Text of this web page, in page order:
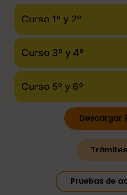
Curso 1º y 2º
Curso 3º y 4º
Curso 5º y 6º
Descargar
Trámites
Pruebas de